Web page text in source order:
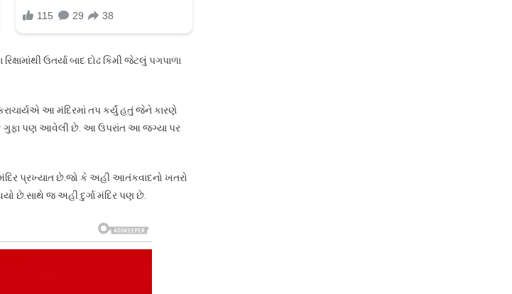
ઉતર્યા બાદ દોઢ કિમી જેટલું પગપાળા
આ મંદિરમાં તપ કર્યું હતું જેને કારણે
એક ગુફા પણ આવેલી છે. આ ઉપરાંત આ જગ્યા પર
પ્રખ્યાત છે.જો કે અહી આતંકવાદનો ખતરો
છે.સાથે જ અહી દુર્ગા મંદિર પણ છે.